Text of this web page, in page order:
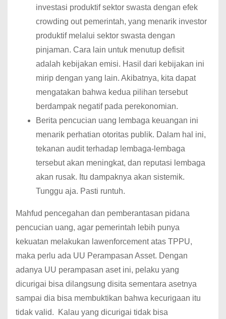
investasi produktif sektor swasta dengan efek
crowding out pemerintah, yang menarik investor
produktif melalui sektor swasta dengan
pinjaman. Cara lain untuk menutup defisit
adalah kebijakan emisi. Hasil dari kebijakan ini
mirip dengan yang lain. Akibatnya, kita dapat
mengatakan bahwa kedua pilihan tersebut
berdampak negatif pada perekonomian.
Berita pencucian uang lembaga keuangan ini
menarik perhatian otoritas publik. Dalam hal ini,
tekanan audit terhadap lembaga-lembaga
tersebut akan meningkat, dan reputasi lembaga
akan rusak. Itu dampaknya akan sistemik.
Tunggu aja. Pasti runtuh.
Mahfud pencegahan dan pemberantasan pidana
pencucian uang, agar pemerintah lebih punya
kekuatan melakukan lawenforcement atas TPPU,
maka perlu ada UU Perampasan Asset. Dengan
adanya UU perampasan aset ini, pelaku yang
dicurigai bisa dilangsung disita sementara asetnya
sampai dia bisa membuktikan bahwa kecurigaan itu
tidak valid. Kalau yang dicurigai tidak bisa